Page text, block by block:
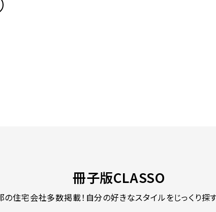
冊子版CLASSO
の住宅会社多数掲載！ 自分の好きなスタイルをじっくり探す